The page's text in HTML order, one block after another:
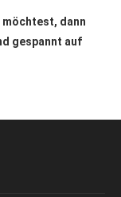
möchtest, dann
gespannt auf